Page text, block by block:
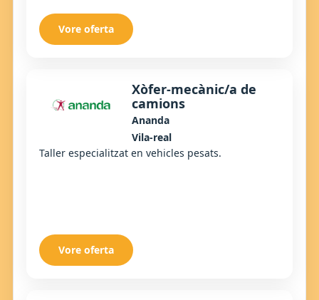
Vore oferta
Xòfer-mecànic/a de
camions
Ananda
Vila-real
Taller especialitzat en vehicles pesats.
Vore oferta